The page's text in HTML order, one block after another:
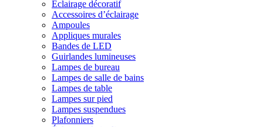
Éclairage décoratif
Accessoires d’éclairage
Ampoules
Appliques murales
Bandes de LED
Guirlandes lumineuses
Lampes de bureau
Lampes de salle de bains
Lampes de table
Lampes sur pied
Lampes suspendues
Plafonniers